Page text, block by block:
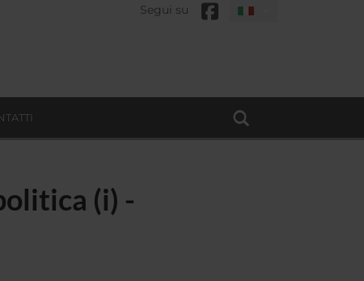
Segui su
(i) -